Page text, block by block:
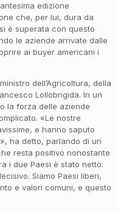
edizione
che, per lui, dura da
è superata con questo
le aziende arrivate dalle
ai buyer americani i
dell’Agricoltura, della
Lollobrigida. In un
la forza delle aziende
«Le nostre
e hanno saputo
ha detto, parlando di un
resta positivo nonostante
i due Paesi è stato netto:
Siamo Paesi liberi,
e valori comuni, e questo